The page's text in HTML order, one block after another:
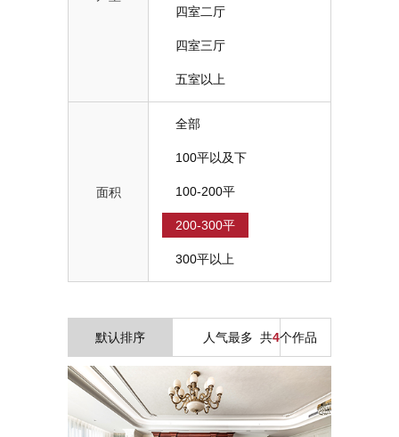
四室二厅
四室三厅
五室以上
面积
全部
100平以及下
100-200平
200-300平
300平以上
默认排序 人气最多 共4个作品